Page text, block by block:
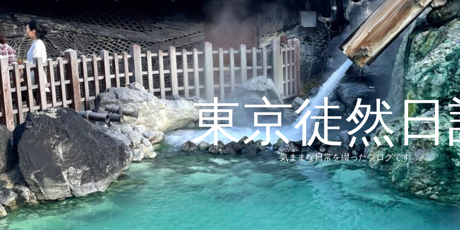
東京徒然
気ままな日常を綴ったブログです